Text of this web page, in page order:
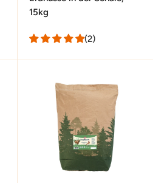
15kg
(2)